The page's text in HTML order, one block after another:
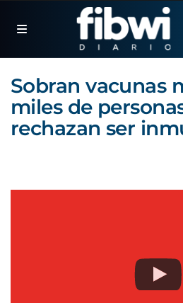
Sobran vacunas
miles de
rechazan ser